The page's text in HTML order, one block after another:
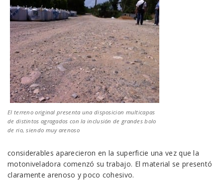
El terreno original presenta una disposicion multicapas
de distintos agragados con la inclusión de grandes bolo
de rio, siendo muy arenoso
considerables aparecieron en la superficie una vez que la
motoniveladora comenzó su trabajo. El material se presentó
claramente arenoso y poco cohesivo.